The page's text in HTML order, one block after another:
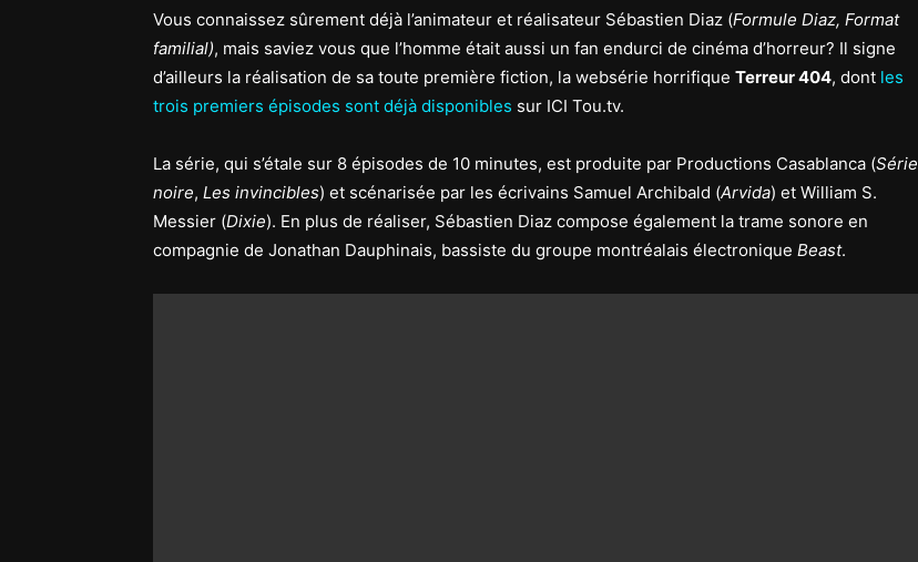
Vous connaissez sûrement déjà l’animateur et réalisateur Sébastien Diaz (Formule Diaz, Format
familial), mais saviez vous que l’homme était aussi un fan endurci de cinéma d’horreur? Il signe
d’ailleurs la réalisation de sa toute première fiction, la websérie horrifique Terreur 404, dont les
trois premiers épisodes sont déjà disponibles sur ICI Tou.tv.
La série, qui s’étale sur 8 épisodes de 10 minutes, est produite par Productions Casablanca (Série
noire, Les invincibles) et scénarisée par les écrivains Samuel Archibald (Arvida) et William S.
Messier (Dixie). En plus de réaliser, Sébastien Diaz compose également la trame sonore en
compagnie de Jonathan Dauphinais, bassiste du groupe montréalais électronique Beast.